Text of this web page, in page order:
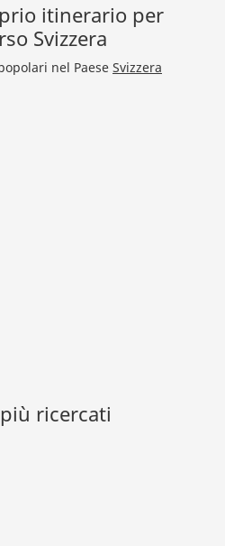
itinerario per
Svizzera
nel Paese Svizzera
ricercati